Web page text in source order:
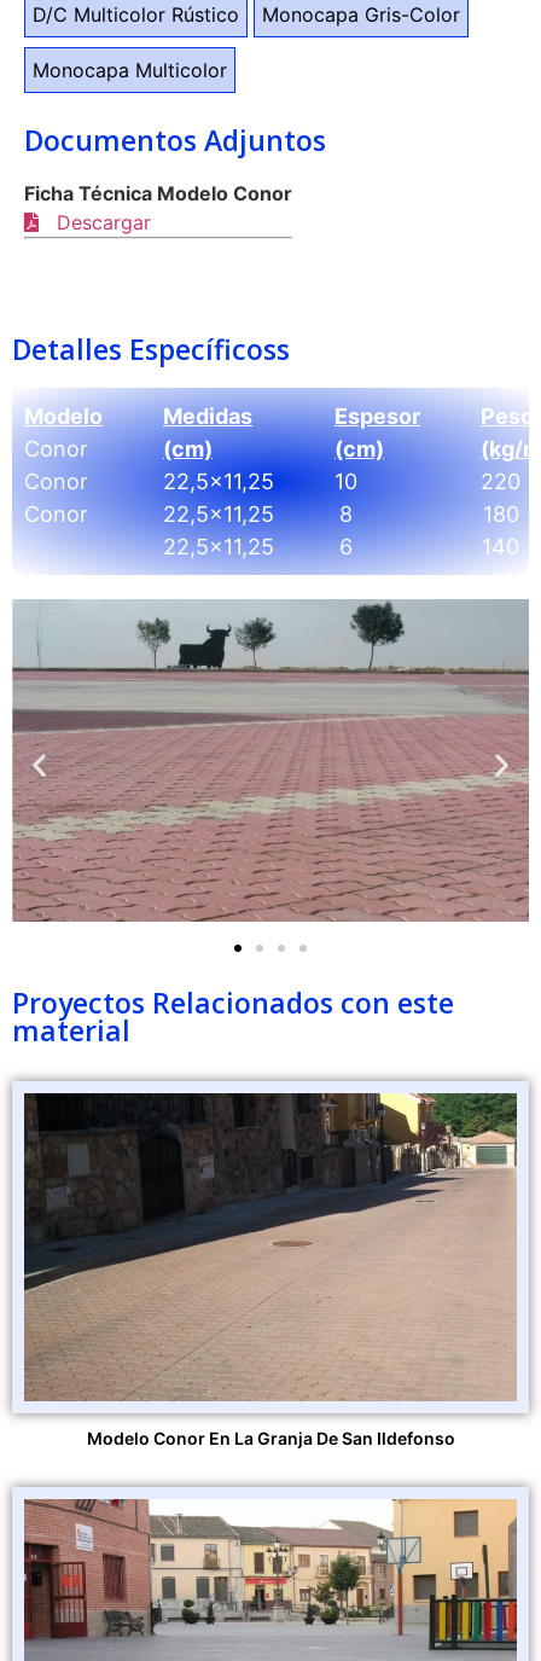
D/C Multicolor Rústico Monocapa Gris-Color
Monocapa Multicolor
Documentos Adjuntos
Ficha Técnica Modelo Conor
Descargar
Detalles Específicoss
Modelo
Conor
Conor
Conor
Medidas
(cm)
22,5x11,25
22,5x11,25
22,5x11,25
Espesor
(cm)
10
8
6
Peso
(kg/
220
180
140
Proyectos Relacionados con este
material
Modelo Conor En La Granja De San Ildefonso